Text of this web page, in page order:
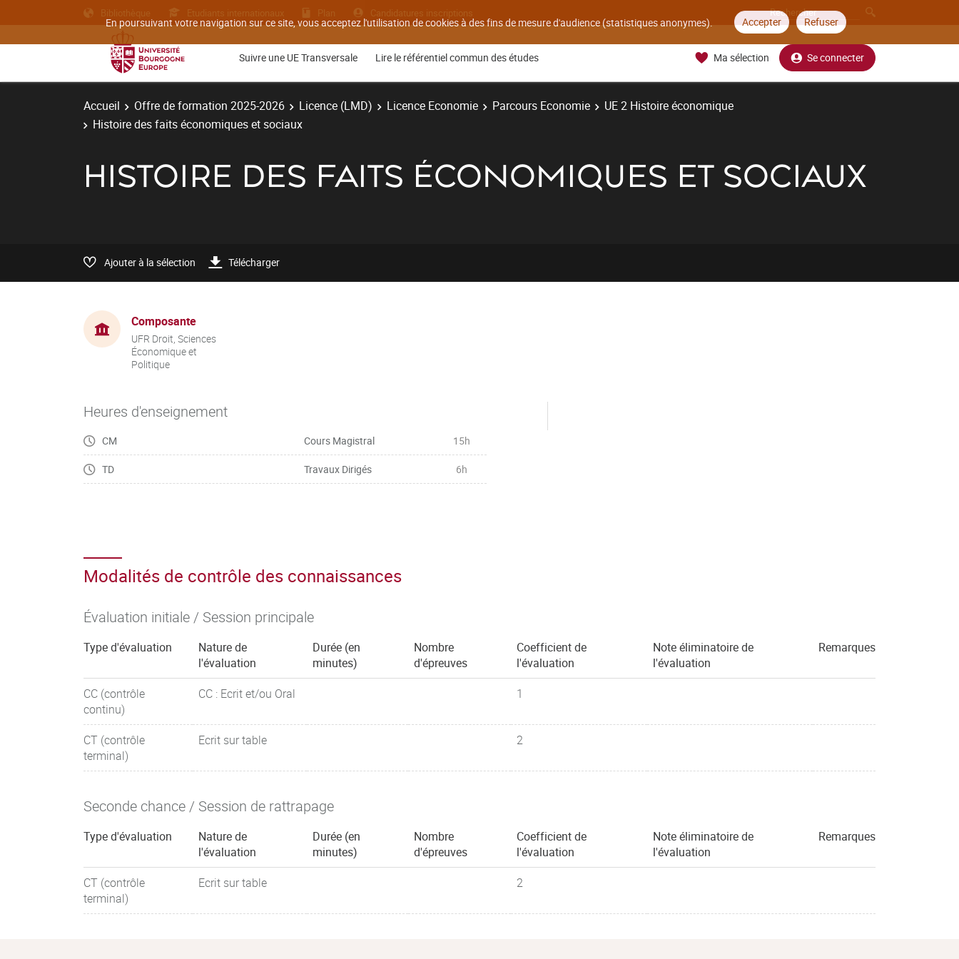
En poursuivant votre navigation sur ce site, vous acceptez l'utilisation de cookies à des fins de mesure d'audience (statistiques anonymes). Accepter Refuser
Bibliothèque Etudiants internationaux Plan Candidatures inscriptions
Suivre une UE Transversale Lire le référentiel commun des études Ma sélection Se connecter
Accueil Offre de formation 2025-2026 Licence (LMD) Licence Economie Parcours Economie
UE 2 Histoire économique
Histoire des faits économiques et sociaux
HISTOIRE DES FAITS ÉCONOMIQUES ET SOCIAUX
Ajouter à la sélection Télécharger
Composante
UFR Droit, Sciences
Économique et
Politique
Heures d'enseignement
CM Cours Magistral 15h
TD Travaux Dirigés 6h
Modalités de contrôle des connaissances
Évaluation initiale / Session principale
Type d'évaluation
Nature de
l'évaluation
Durée (en
minutes)
Nombre
d'épreuves
Coefficient de
l'évaluation
Note éliminatoire de
l'évaluation
Remarques
CC (contrôle
continu)
CC : Ecrit et/ou Oral 1
CT (contrôle
terminal)
Ecrit sur table 2
Seconde chance / Session de rattrapage
Type d'évaluation
Nature de
l'évaluation
Durée (en
minutes)
Nombre
d'épreuves
Coefficient de
l'évaluation
Note éliminatoire de
l'évaluation
Remarques
CT (contrôle
terminal)
Ecrit sur table 2